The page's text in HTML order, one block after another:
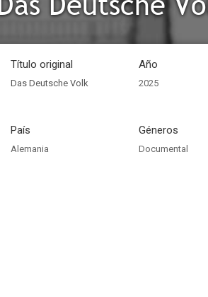
Título original
Das Deutsche Volk
Año
2025
País
Alemania
Géneros
Documental